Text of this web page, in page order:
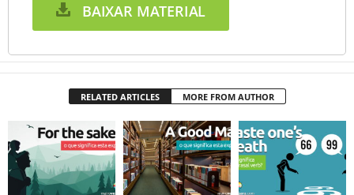
BAIXAR MATERIAL
RELATED ARTICLES MORE FROM AUTHOR